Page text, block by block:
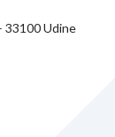
33100 Udine